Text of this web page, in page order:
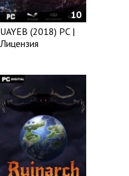
10
UAYEB (2018) PC |
Лицензия